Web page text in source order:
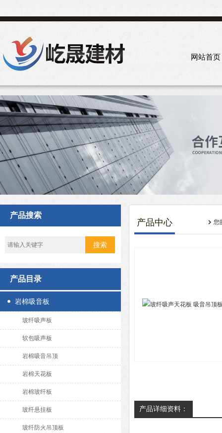
网站首页
产品搜索
产品目录
岩棉吸音板
玻纤吸声板
软包吸声板
岩棉吸音吊顶
岩棉天花板
岩棉玻纤板
玻纤悬挂板
玻纤防火吊顶板
产品中心 您
产品详细资料：